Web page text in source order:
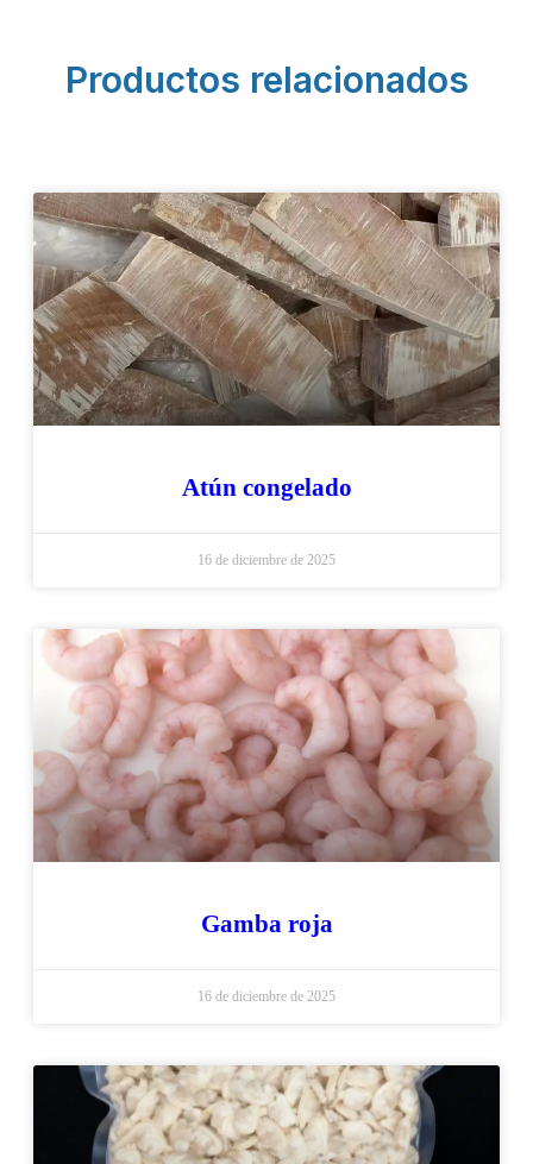
Productos relacionados
Atún congelado
16 de diciembre de 2025
Gamba roja
16 de diciembre de 2025